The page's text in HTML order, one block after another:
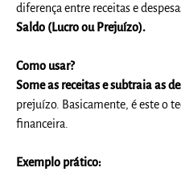
diferença entre receitas e
Saldo (Lucro ou Prejuízo).
Como usar?
Some as receitas e subtraia as
prejuízo. Basicamente, é este o
financeira.
Exemplo prático: